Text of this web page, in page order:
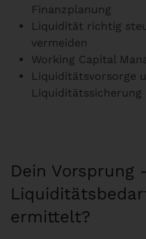
Finanzplanung
Liquidität richtig
vermeiden
Working Capital
Liquiditätsvorsorge
Liquiditätssicherung
Dein Vorsprung
ermittelt?